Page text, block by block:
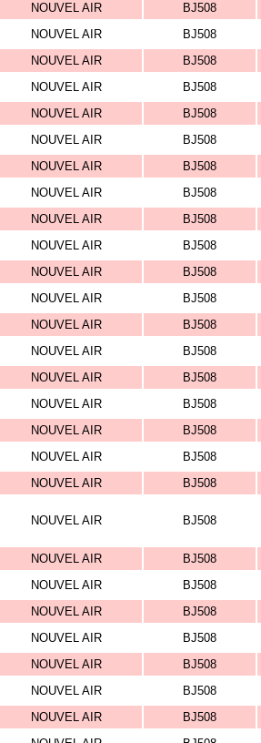
NOUVEL AIR BJ508
NOUVEL AIR BJ508
NOUVEL AIR BJ508
NOUVEL AIR BJ508
NOUVEL AIR BJ508
NOUVEL AIR BJ508
NOUVEL AIR BJ508
NOUVEL AIR BJ508
NOUVEL AIR BJ508
NOUVEL AIR BJ508
NOUVEL AIR BJ508
NOUVEL AIR BJ508
NOUVEL AIR BJ508
NOUVEL AIR BJ508
NOUVEL AIR BJ508
NOUVEL AIR BJ508
NOUVEL AIR BJ508
NOUVEL AIR BJ508
NOUVEL AIR BJ508
NOUVEL AIR BJ508
NOUVEL AIR BJ508
NOUVEL AIR BJ508
NOUVEL AIR BJ508
NOUVEL AIR BJ508
NOUVEL AIR BJ508
NOUVEL AIR BJ508
NOUVEL AIR BJ508